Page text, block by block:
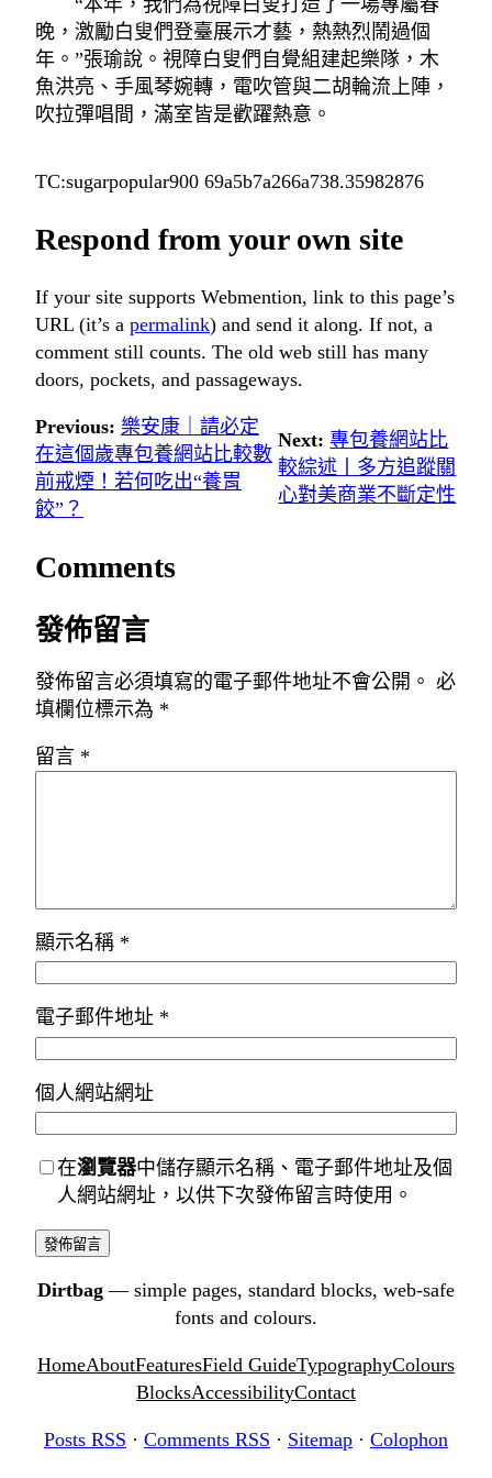
“本年，我們為視障白叟打造了一場專屬春
晚，激勵白叟們登臺展示才藝，熱熱烈鬧過個
年。”張瑜說。視障白叟們自覺組建起樂隊，木
魚洪亮、手風琴婉轉，電吹管與二胡輪流上陣，
吹拉彈唱間，滿室皆是歡躍熱意。
TC:sugarpopular900 69a5b7a266a738.35982876
Respond from your own site
If your site supports Webmention, link to this page’s
URL (it’s a permalink) and send it along. If not, a
comment still counts. The old web still has many
doors, pockets, and passageways.
Previous: 樂安康｜請必定
在這個歲專包養網站比較數
前戒煙！若何吃出“養胃
餃”？
Next: 專包養網站比
較綜述丨多方追蹤關
心對美商業不斷定性
Comments
發佈留言
發佈留言必須填寫的電子郵件地址不會公開。 必
填欄位標示為 *
留言 *
顯示名稱 *
電子郵件地址 *
個人網站網址
在瀏覽器中儲存顯示名稱、電子郵件地址及個
人網站網址，以供下次發佈留言時使用。
Dirtbag — simple pages, standard blocks, web-safe
fonts and colours.
HomeAboutFeaturesField GuideTypographyColours
BlocksAccessibilityContact
Posts RSS · Comments RSS · Sitemap · Colophon